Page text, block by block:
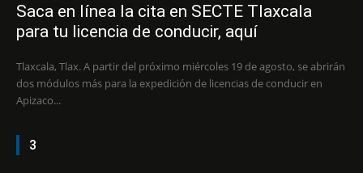
Saca en línea la cita en SECTE Tlaxcala
para tu licencia de conducir, aquí
Tlaxcala, Tlax. A partir del próximo miércoles 19 de agosto, se abrirán
dos módulos más para la expedición de licencias de conducir en
Apizaco...
3